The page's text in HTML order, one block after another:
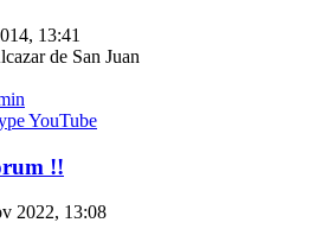
13:41
de San Juan
YouTube
!!
2022, 13:08